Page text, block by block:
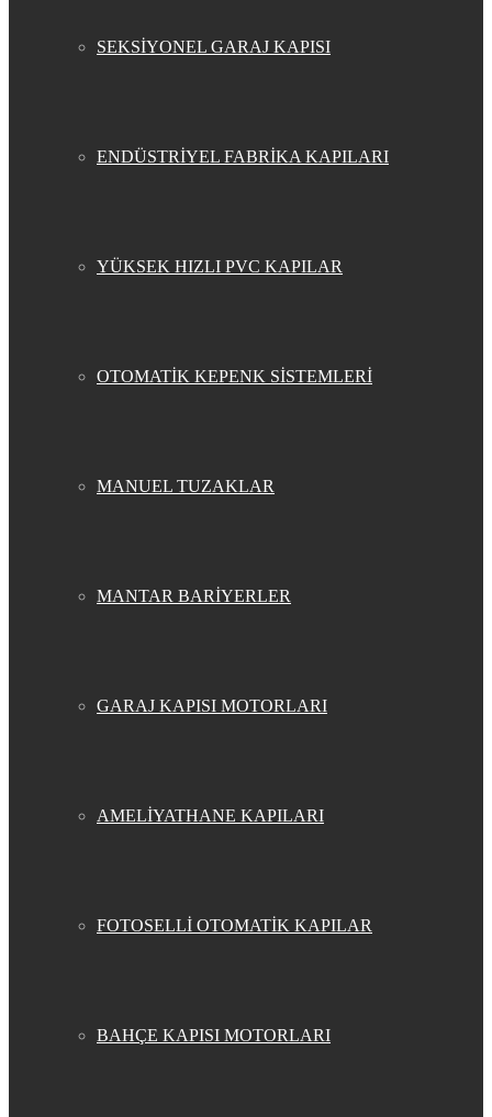
SEKSİYONEL GARAJ KAPISI
ENDÜSTRİYEL FABRİKA KAPILARI
YÜKSEK HIZLI PVC KAPILAR
OTOMATİK KEPENK SİSTEMLERİ
MANUEL TUZAKLAR
MANTAR BARİYERLER
GARAJ KAPISI MOTORLARI
AMELİYATHANE KAPILARI
FOTOSELLİ OTOMATİK KAPILAR
BAHÇE KAPISI MOTORLARI